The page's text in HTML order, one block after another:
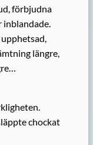
förbjudna
inblandade.
längre,
chockat